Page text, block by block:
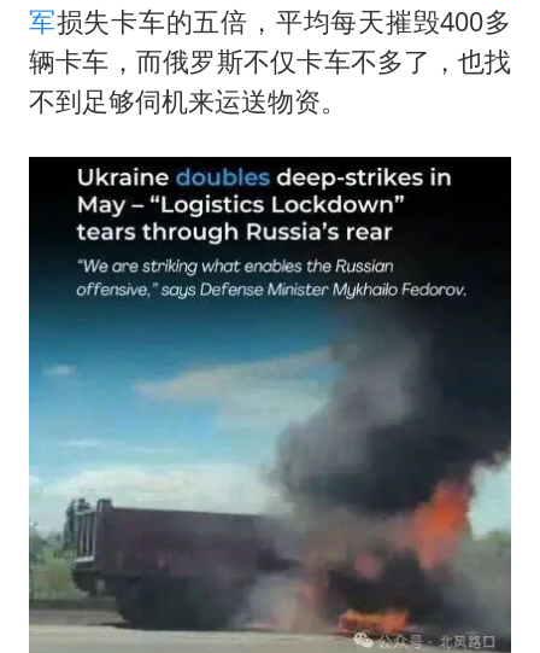
军损失卡车的五倍，平均每天摧毁400多
辆卡车，而俄罗斯不仅卡车不多了，也找
不到足够伺机来运送物资。